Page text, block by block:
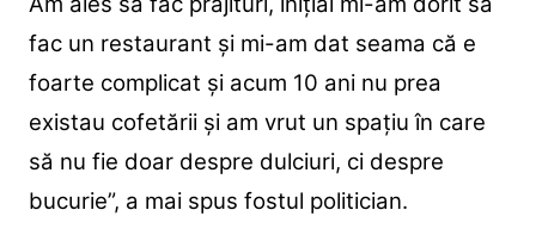
fac un restaurant și mi-am dat seama că e
foarte complicat și acum 10 ani nu prea
existau cofetării și am vrut un spațiu în care
să nu fie doar despre dulciuri, ci despre
bucurie”, a mai spus fostul politician.